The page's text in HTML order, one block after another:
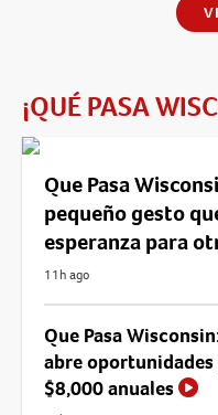
¡QUÉ PASA
Que Pasa
pequeño gesto
esperanza para
11h ago
Que Pasa
abre oportunidades
$8,000 anuales